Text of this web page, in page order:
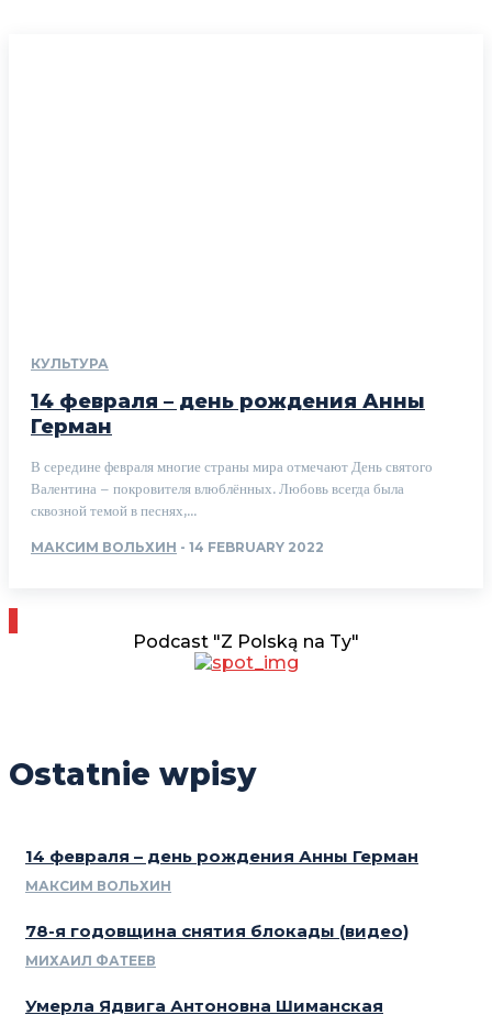
КУЛЬТУРА
14 февраля – день рождения Анны
Герман
В середине февраля многие страны мира отмечают День святого
Валентина – покровителя влюблённых. Любовь всегда была
сквозной темой в песнях,...
МАКСИМ ВОЛЬХИН - 14 FEBRUARY 2022
Podcast "Z Polską na Ty"
Ostatnie wpisy
14 февраля – день рождения Анны Герман
МАКСИМ ВОЛЬХИН
78-я годовщина снятия блокады (видео)
МИХАИЛ ФАТЕЕВ
Умерла Ядвига Антоновна Шиманская